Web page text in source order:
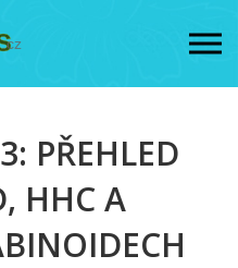
PŘEHLED
HHC A